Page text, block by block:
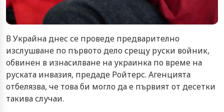
В Украйна днес се проведе предварително
изслушване по първото дело срещу руски войник,
обвинен в изнасилване на украинка по време на
руската инвазия, предаде Ройтерс. Агенцията
отбелязва, че това би могло да е първият от десетки
такива случаи.